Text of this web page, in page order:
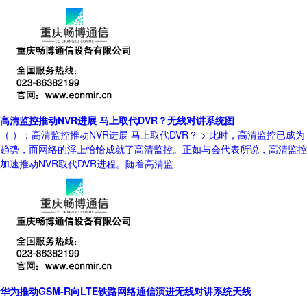
高清监控推动NVR进展 马上取代DVR？无线对讲系统图
（ ）：高清监控推动NVR进展 马上取代DVR？ > 此时，高清监控已成为
趋势，而网络的浮上恰恰成就了高清监控。正如与会代表所说，高清监控
加速推动NVR取代DVR进程。随着高清监
华为推动GSM-R向LTE铁路网络通信演进无线对讲系统天线